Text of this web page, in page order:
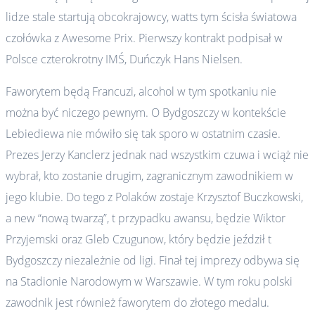
lidze stale startują obcokrajowcy, watts tym ścisła światowa
czołówka z Awesome Prix. Pierwszy kontrakt podpisał w
Polsce czterokrotny IMŚ, Duńczyk Hans Nielsen.
Faworytem będą Francuzi, alcohol w tym spotkaniu nie
można być niczego pewnym. O Bydgoszczy w kontekście
Lebiediewa nie mówiło się tak sporo w ostatnim czasie.
Prezes Jerzy Kanclerz jednak nad wszystkim czuwa i wciąż nie
wybrał, kto zostanie drugim, zagranicznym zawodnikiem w
jego klubie. Do tego z Polaków zostaje Krzysztof Buczkowski,
a new “nową twarzą”, t przypadku awansu, będzie Wiktor
Przyjemski oraz Gleb Czugunow, który będzie jeździł t
Bydgoszczy niezależnie od ligi. Finał tej imprezy odbywa się
na Stadionie Narodowym w Warszawie. W tym roku polski
zawodnik jest również faworytem do złotego medalu.